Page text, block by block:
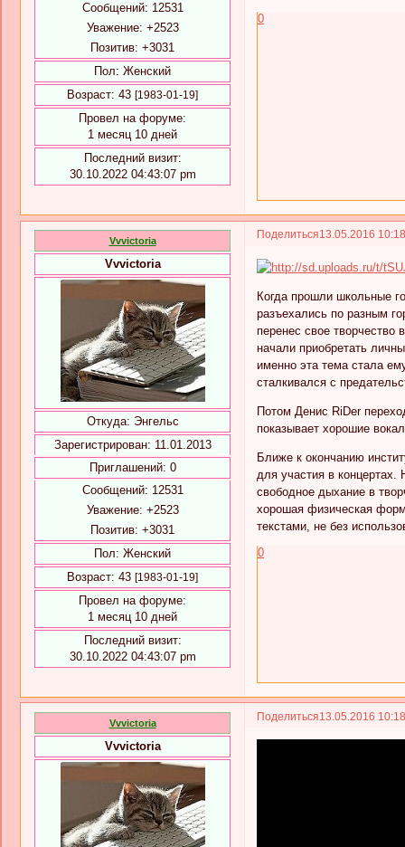
Сообщений: 12531
Уважение: +2523
Позитив: +3031
Пол: Женский
Возраст: 43 [1983-01-19]
Провел на форуме:
1 месяц 10 дней
Последний визит:
30.10.2022 04:43:07 pm
0
Поделиться13.05.2016
Vvvictoria
Vvvictoria
Откуда: Энгельс
Зарегистрирован: 11.01.2013
Приглашений: 0
Сообщений: 12531
Уважение: +2523
Позитив: +3031
Пол: Женский
Возраст: 43 [1983-01-19]
Провел на форуме:
1 месяц 10 дней
Последний визит:
30.10.2022 04:43:07 pm
Когда прошли школьные
разъехались по разным
перенес свое творчество
начали приобретать
именно эта тема стала
сталкивался с
Потом Денис RiDer
показывает хорошие
Ближе к окончанию
для участия в
свободное дыхание в
хорошая физическая
текстами, не без
0
Поделиться13.05.2016
Vvvictoria
Vvvictoria